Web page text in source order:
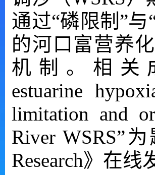
通过“磷限制”
的河口富营养
机制。相关成
estuarine
limitation and
River WSRS”
Research》在线